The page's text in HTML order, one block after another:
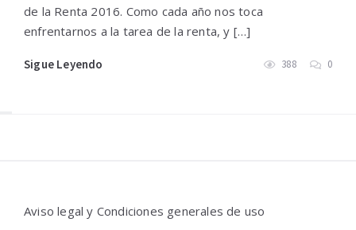
de la Renta 2016. Como cada año nos toca
enfrentarnos a la tarea de la renta, y […]
Sigue Leyendo 388 0
Aviso legal y Condiciones generales de uso